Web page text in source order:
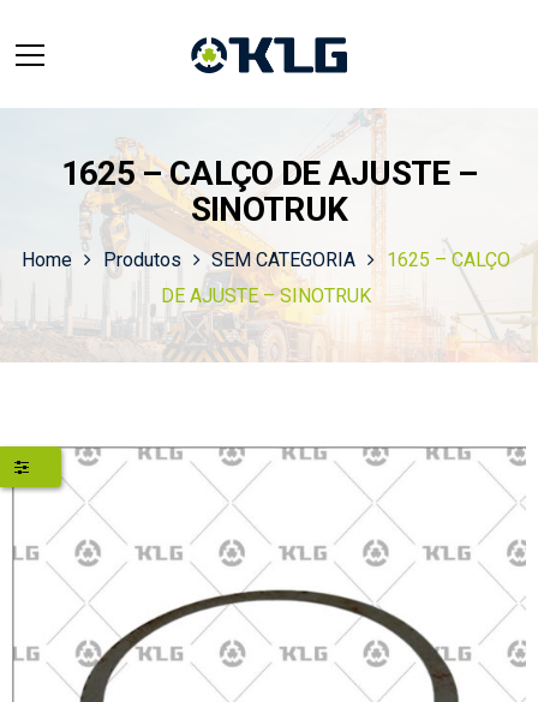
1625 – CALÇO DE AJUSTE –
SINOTRUK
Home Produtos SEM CATEGORIA
1625 – CALÇO
DE AJUSTE – SINOTRUK